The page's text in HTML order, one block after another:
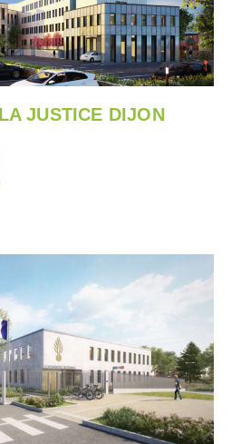
JUSTICE DIJON